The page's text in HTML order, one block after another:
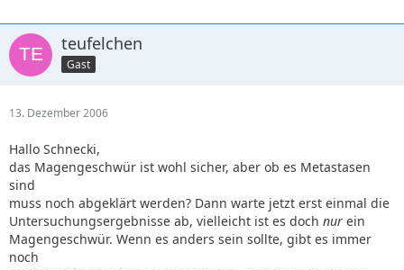
teufelchen
Gast
13. Dezember 2006
Hallo Schnecki,
das Magengeschwür ist wohl sicher, aber ob es Metastasen
sind
muss noch abgeklärt werden? Dann warte jetzt erst einmal die
Untersuchungsergebnisse ab, vielleicht ist es doch nur ein
Magengeschwür. Wenn es anders sein sollte, gibt es immer
noch